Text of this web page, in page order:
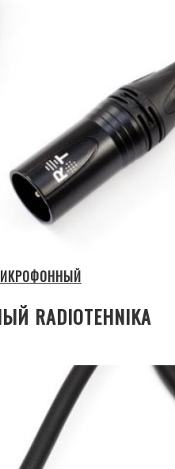
RADIOTEHNIKA